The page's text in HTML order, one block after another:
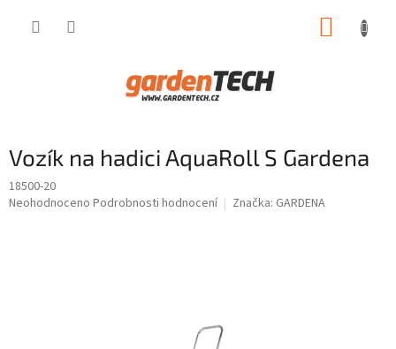
Vozík na hadici AquaRoll S Gardena
18500-20
Průměrné
Neohodnoceno Podrobnosti hodnocení Značka: GARDENA